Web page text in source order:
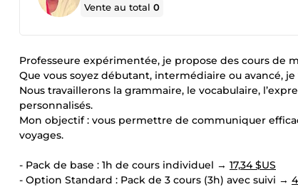
Vente au total0
Professeure expérimentée, je propose des cours de
Que vous soyez débutant, intermédiaire ou avancé,
Nous travaillerons la grammaire, le vocabulaire,
personnalisés.
Mon objectif : vous permettre de communiquer
voyages.
- Pack de base : 1h de cours individuel → 17,34 $US
- Option Standard : Pack de 3 cours (3h) avec suivi →